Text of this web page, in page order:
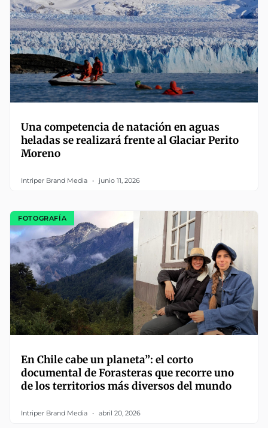
Una competencia de natación en aguas
heladas se realizará frente al Glaciar Perito
Moreno
Intriper Brand Media junio 11, 2026
FOTOGRAFÍA
En Chile cabe un planeta”: el corto
documental de Forasteras que recorre uno
de los territorios más diversos del mundo
Intriper Brand Media abril 20, 2026